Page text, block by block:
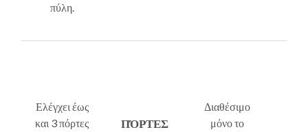
πύλη.
Ελέγχει έως
και 3 πόρτες
ΠΌΡΤΕΣ
Διαθέσιμο
μόνο το